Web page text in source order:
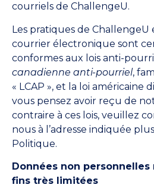
courriels de ChallengeU.
Les pratiques de ChallengeU
courrier électronique sont
conformes aux lois anti-
canadienne anti-pourriel,
« LCAP », et la loi américaine
vous pensez avoir reçu de
contraire à ces lois, veuillez
nous à l’adresse indiquée
Politique.
Données non
fins très limitées